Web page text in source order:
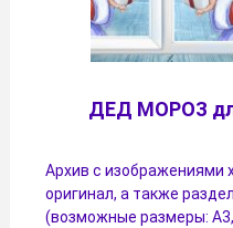
ДЕД МОРОЗ
Архив с изображениями
оригинал, а также
(возможные размеры: